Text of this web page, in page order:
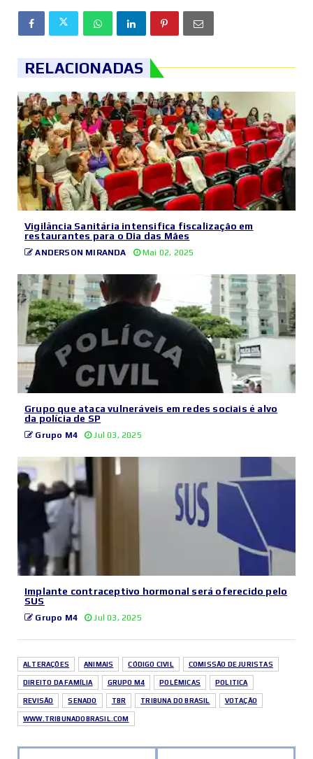
RELACIONADAS
Vigilância Sanitária intensifica fiscalização em
restaurantes para o Dia das Mães
ANDERSON MIRANDA Mai 02, 2025
Grupo que ataca vulneráveis em redes sociais é alvo
da polícia de SP
Grupo M4 Jul 03, 2025
Implante contraceptivo hormonal será oferecido pelo
SUS
Grupo M4 Jul 03, 2025
ALTERAÇÕES ANIMAIS CÓDIGO CIVIL COMISSÃO DE JURISTAS
DIREITO DA FAMÍLIA GRUPO M4 POLÊMICAS POLITICA
REVISÃO SENADO TBR TRIBUNA DO BRASIL VOTAÇÃO
WWW.TRIBUNADOBRASIL.COM